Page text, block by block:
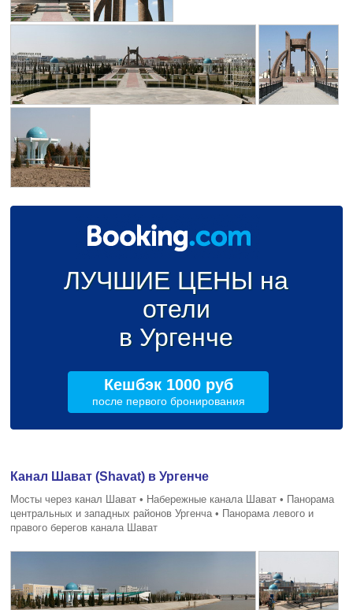
ЛУЧШИЕ ЦЕНЫ на
отели
в Ургенче
Кешбэк 1000 руб
после первого бронирования
Канал Шават (Shavat) в Ургенче
Мосты через канал Шават • Набережные канала Шават • Панорама
центральных и западных районов Ургенча • Панорама левого и
правого берегов канала Шават